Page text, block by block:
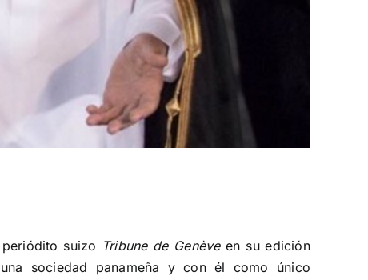
suizo Tribune de Genèveen su edición
sociedad panameña y con él como único